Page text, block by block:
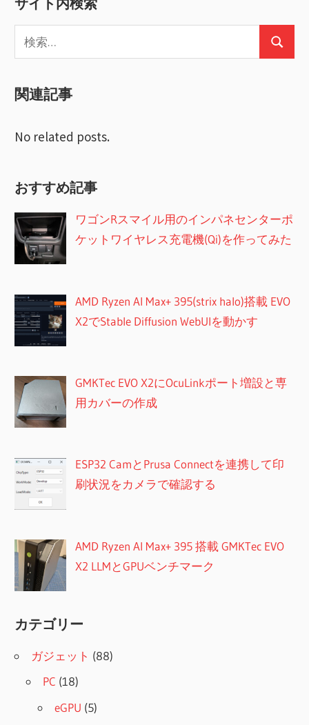
ビ
ゲ
シ
サイト内検索
索:
検
関連記事
No related posts.
おすすめ記事
ワゴンRスマイル用のインパネセンターポ
ケットワイヤレス充電機(Qi)を作ってみた
AMD Ryzen AI Max+ 395(strix halo)搭載 EVO
X2でStable Diffusion WebUIを動かす
GMKTec EVO X2にOcuLinkポート増設と専
用カバーの作成
ESP32 CamとPrusa Connectを連携して印
刷状況をカメラで確認する
AMD Ryzen AI Max+ 395 搭載 GMKTec EVO
X2 LLMとGPUベンチマーク
カテゴリー
ガジェット (88)
PC (18)
eGPU (5)